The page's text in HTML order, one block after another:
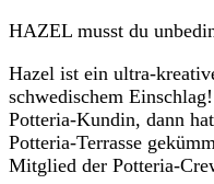
HAZEL musst du
Hazel ist ein ultra-
schwedischem
Potteria-Kundin, dann
Potteria-Terrasse
Mitglied der Potteria-